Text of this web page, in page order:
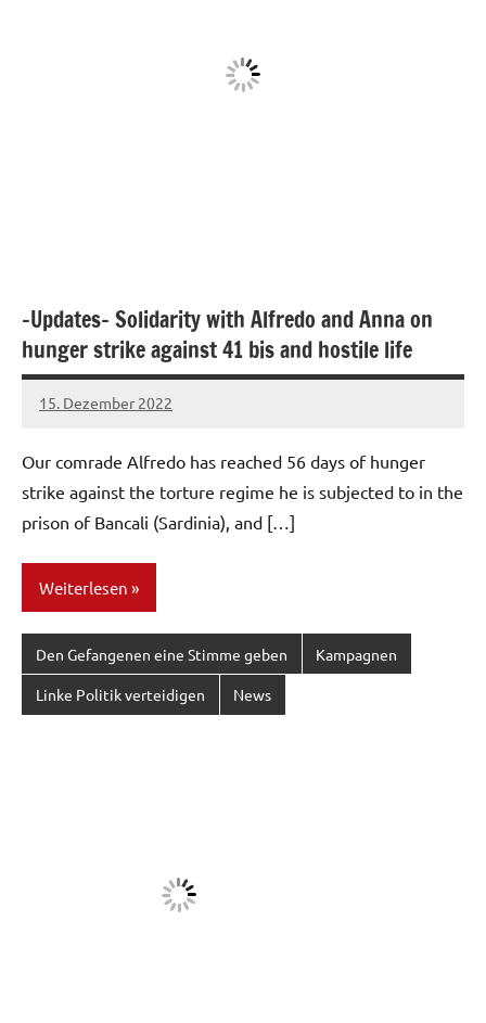
-Updates- Solidarity with Alfredo and Anna on
hunger strike against 41 bis and hostile life
15. Dezember 2022
network
Our comrade Alfredo has reached 56 days of hunger
strike against the torture regime he is subjected to in the
prison of Bancali (Sardinia), and […]
Weiterlesen
Den Gefangenen eine Stimme geben Kampagnen
Linke Politik verteidigen News